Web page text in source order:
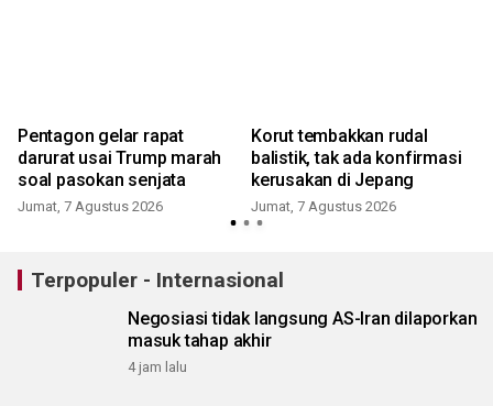
Pentagon gelar rapat
darurat usai Trump marah
soal pasokan senjata
Jumat, 7 Agustus 2026
Korut tembakkan rudal
balistik, tak ada konfirmasi
kerusakan di Jepang
Jumat, 7 Agustus 2026
Terpopuler - Internasional
Negosiasi tidak langsung AS-Iran dilaporkan
masuk tahap akhir
4 jam lalu